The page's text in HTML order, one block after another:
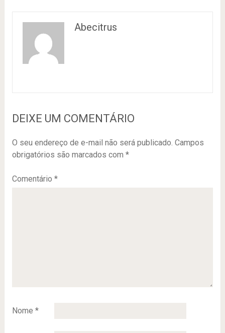
Abecitrus
DEIXE UM COMENTÁRIO
O seu endereço de e-mail não será publicado. Campos
obrigatórios são marcados com *
Comentário *
Nome *